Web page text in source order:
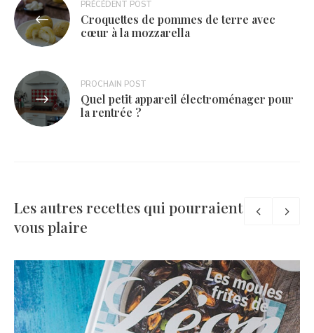
de
l’article
PRÉCÉDENT POST
Croquettes de pommes de terre avec
cœur à la mozzarella
PROCHAIN POST
Quel petit appareil électroménager pour
la rentrée ?
Les autres recettes qui pourraient
vous plaire